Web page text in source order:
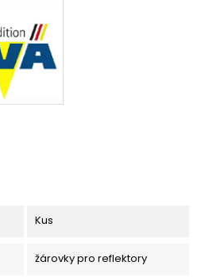
Kus
žárovky pro reflektory